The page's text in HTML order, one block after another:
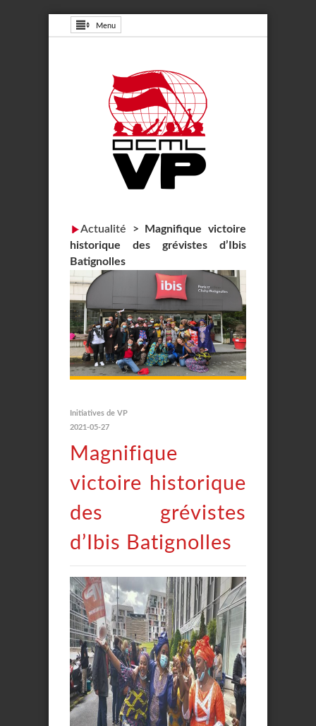
Menu
Actualité >
Magnifique victoire
historique des grévistes d’Ibis
Batignolles
Initiatives de VP
2021-05-27
Magnifique
victoire historique
des grévistes
d’Ibis Batignolles